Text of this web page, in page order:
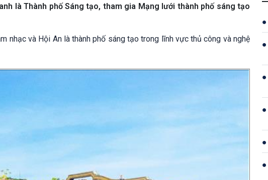
là Thành phố Sáng tạo, tham gia Mạng lưới thành phố sáng tạo
nhạc và Hội An là thành phố sáng tạo trong lĩnh vực thủ công và nghệ
●
●
●
●
●
●